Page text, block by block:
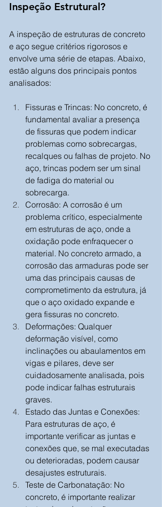
Inspeção Estrutural?
A inspeção de estruturas de concreto
e aço segue critérios rigorosos e
envolve uma série de etapas. Abaixo,
estão alguns dos principais pontos
analisados:
Fissuras e Trincas: No concreto, é
fundamental avaliar a presença
de fissuras que podem indicar
problemas como sobrecargas,
recalques ou falhas de projeto. No
aço, trincas podem ser um sinal
de fadiga do material ou
sobrecarga.
Corrosão: A corrosão é um
problema crítico, especialmente
em estruturas de aço, onde a
oxidação pode enfraquecer o
material. No concreto armado, a
corrosão das armaduras pode ser
uma das principais causas de
comprometimento da estrutura, já
que o aço oxidado expande e
gera fissuras no concreto.
Deformações: Qualquer
deformação visível, como
inclinações ou abaulamentos em
vigas e pilares, deve ser
cuidadosamente analisada, pois
pode indicar falhas estruturais
graves.
Estado das Juntas e Conexões:
Para estruturas de aço, é
importante verificar as juntas e
conexões que, se mal executadas
ou deterioradas, podem causar
desajustes estruturais.
Teste de Carbonatação: No
concreto, é importante realizar